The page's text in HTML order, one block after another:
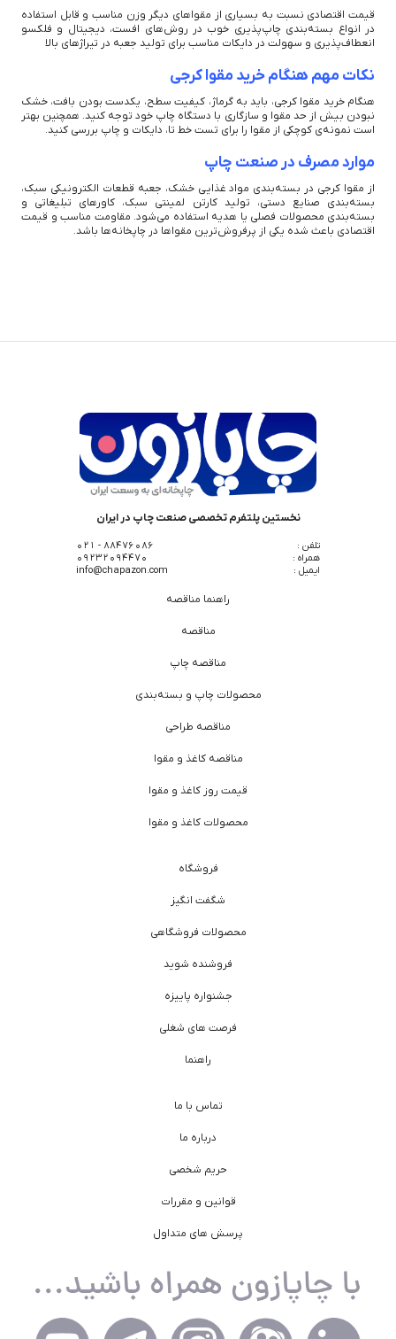
قیمت اقتصادی نسبت به بسیاری از مقواهای دیگر وزن مناسب و قابل استفاده
در انواع بسته‌بندی چاپ‌پذیری خوب در روش‌های افست، دیجیتال و فلکسو
انعطاف‌پذیری و سهولت در دایکات مناسب برای تولید جعبه در تیراژهای بالا
نکات مهم هنگام خرید مقوا کرجی
هنگام خرید مقوا کرجی، باید به گرماژ، کیفیت سطح، یکدست بودن بافت، خشک
نبودن بیش از حد مقوا و سازگاری با دستگاه چاپ خود توجه کنید. همچنین بهتر
است نمونه‌ی کوچکی از مقوا را برای تست خط تا، دایکات و چاپ بررسی کنید.
موارد مصرف در صنعت چاپ
از مقوا کرجی در بسته‌بندی مواد غذایی خشک، جعبه قطعات الکترونیکی سبک،
بسته‌بندی صنایع دستی، تولید کارتن لمینتی سبک، کاورهای تبلیغاتی و
بسته‌بندی محصولات فصلی یا هدیه استفاده می‌شود. مقاومت مناسب و قیمت
اقتصادی باعث شده یکی از پرفروش‌ترین مقواها در چاپخانه‌ها باشد.
نخستین پلتفرم تخصصی صنعت چاپ در ایران
تلفن :
88476086 - 021
همراه :
09232094470
ایمیل :
info@chapazon.com
راهنما مناقصه
مناقصه
مناقصه چاپ
محصولات چاپ و بسته‌بندی
مناقصه طراحی
مناقصه کاغذ و مقوا
قیمت روز کاغذ و مقوا
محصولات کاغذ و مقوا
فروشگاه
شگفت انگیز
محصولات فروشگاهی
فروشنده شوید
جشنواره پاییزه
فرصت های شغلی
راهنما
تماس با ما
درباره ما
حریم شخصی
قوانین و مقررات
پرسش های متداول